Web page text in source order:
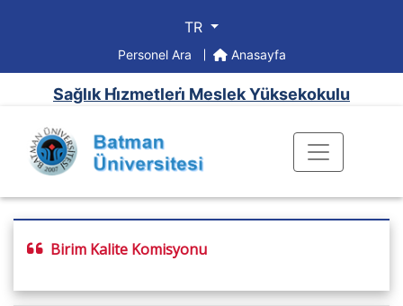
TR
Personel Ara Anasayfa
Sağlık Hi̇zmetleri̇ Meslek Yüksekokulu
Birim Kalite Komisyonu